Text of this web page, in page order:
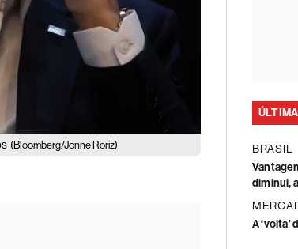
(Bloomberg/Jonne Roriz) BRASIL
diminui,
A